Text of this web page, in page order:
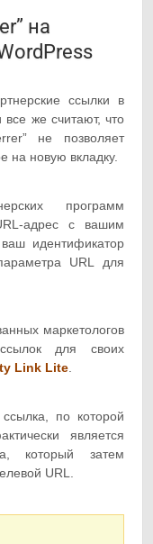
на
ссылки в
же считают, что
не позволяет
новую вкладку.
программ
адрес с вашим
идентификатор
URL для
маркетологов
для своих
Link Lite
по которой
является
который затем
URL.